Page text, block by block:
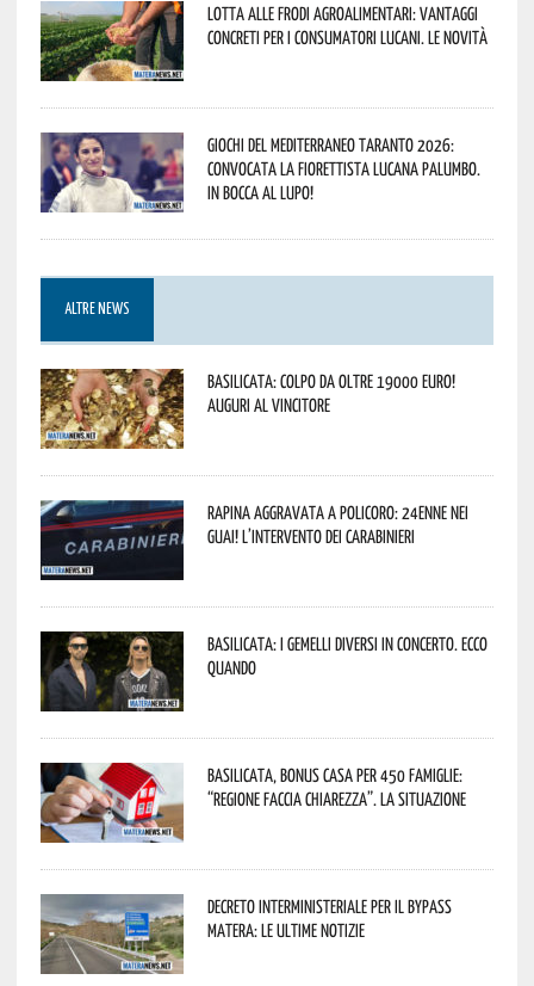
Lotta alle frodi agroalimentari: vantaggi
concreti per i consumatori lucani. Le novità
Giochi del Mediterraneo Taranto 2026:
convocata la fiorettista lucana Palumbo.
In bocca al lupo!
ALTRE NEWS
Basilicata: colpo da oltre 19000 Euro!
Auguri al vincitore
Rapina aggravata a Policoro: 24enne nei
guai! L’intervento dei Carabinieri
Basilicata: i Gemelli DiVersi in concerto. Ecco
quando
Basilicata, Bonus casa per 450 famiglie:
“Regione faccia chiarezza”. La situazione
Decreto interministeriale per il Bypass
Matera: le ultime notizie